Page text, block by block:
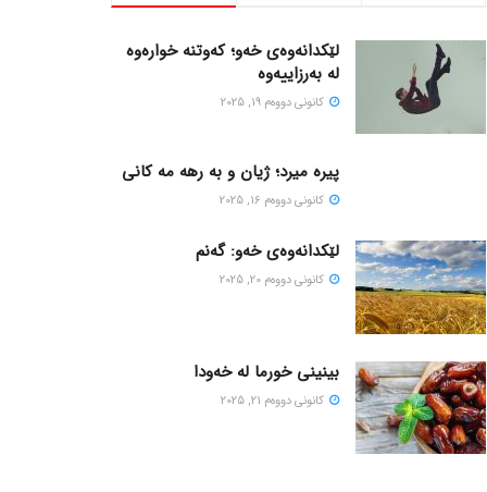
لێکدانەوەی خەو؛ کەوتنە خوارەوە
لە بەرزاییەوە
كانونی دووه‌م 19, 2025
پیره میرد؛ ژیان و به رهه مه کانی
كانونی دووه‌م 16, 2025
لێکدانەوەی خەو: گەنم
كانونی دووه‌م 20, 2025
بینینی خورما لە خەودا
كانونی دووه‌م 21, 2025